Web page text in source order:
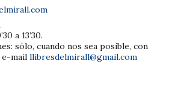
a 13’30.
sólo, cuando nos sea posible, con
e-mail llibresdelmirall@gmail.com